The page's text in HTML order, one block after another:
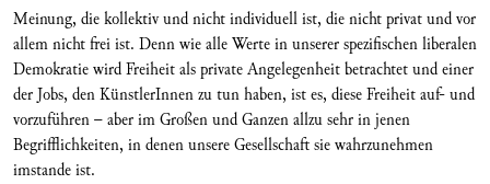
Meinung, die kollektiv und nicht individuell ist, die nicht privat und vor
allem nicht frei ist. Denn wie alle Werte in unserer spezifischen liberalen
Demokratie wird Freiheit als private Angelegenheit betrachtet und einer
der Jobs, den KünstlerInnen zu tun haben, ist es, diese Freiheit auf- und
vorzuführen – aber im Großen und Ganzen allzu sehr in jenen
Begrifflichkeiten, in denen unsere Gesellschaft sie wahrzunehmen
imstande ist.